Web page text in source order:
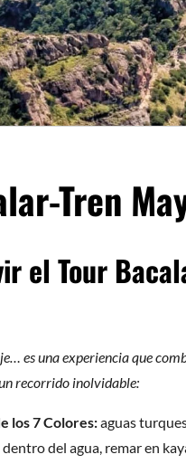
Tren
el Tour
es una experiencia que
recorrido inolvidable:
los 7 Colores:aguas
del agua, remar en